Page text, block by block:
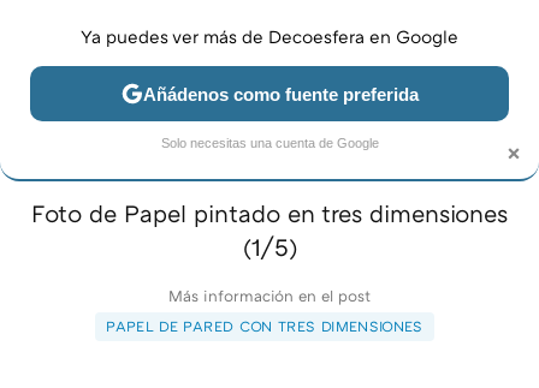
JARDÍN Y TERRAZA SALÓN DORMITORIO COCINA
Foto de Papel pintado en tres dimensiones
(1/5)
Más información en el post
PAPEL DE PARED CON TRES DIMENSIONES
×
Ya puedes ver más de Decoesfera en Google
Añádenos como fuente preferida
Solo necesitas una cuenta de Google